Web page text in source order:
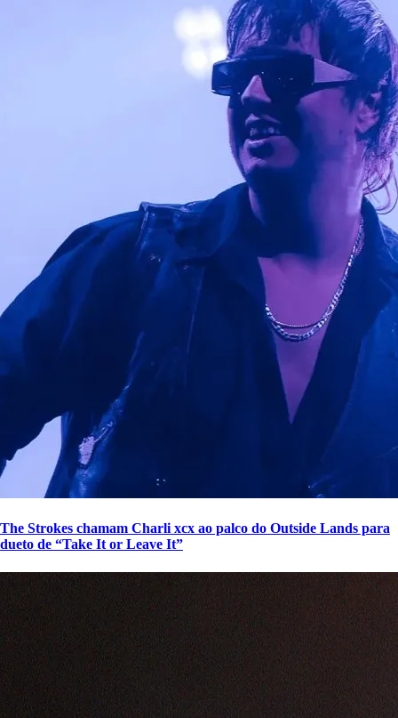
The Strokes chamam Charli xcx ao palco do Outside Lands para
dueto de “Take It or Leave It”